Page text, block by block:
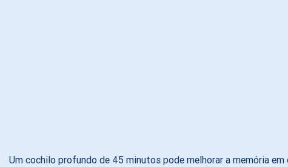
Um cochilo profundo de 45 minutos pode melhorar a memória